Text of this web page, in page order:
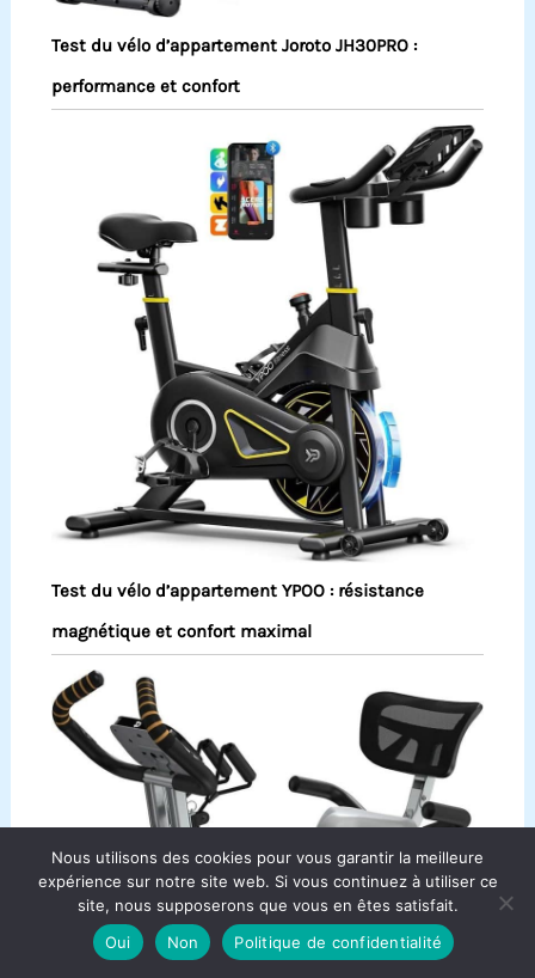
Test du vélo d’appartement Joroto JH30PRO :
performance et confort
Test du vélo d’appartement YPOO : résistance
magnétique et confort maximal
Nous utilisons des cookies pour vous garantir la meilleure
expérience sur notre site web. Si vous continuez à utiliser ce
site, nous supposerons que vous en êtes satisfait.
Oui
Non Politique de confidentialité